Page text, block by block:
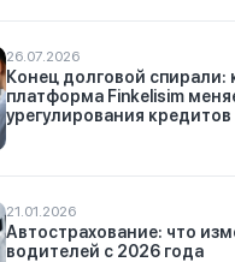
26.07.2026
Конец долговой спирали:
платформа Finkelisim
урегулирования кредитов
21.01.2026
Автострахование: что
водителей с 2026 года